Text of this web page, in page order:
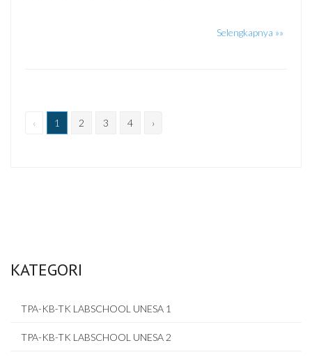
Selengkapnya »»
‹ 1 2 3 4 ›
KATEGORI
TPA-KB-TK LABSCHOOL UNESA 1
TPA-KB-TK LABSCHOOL UNESA 2